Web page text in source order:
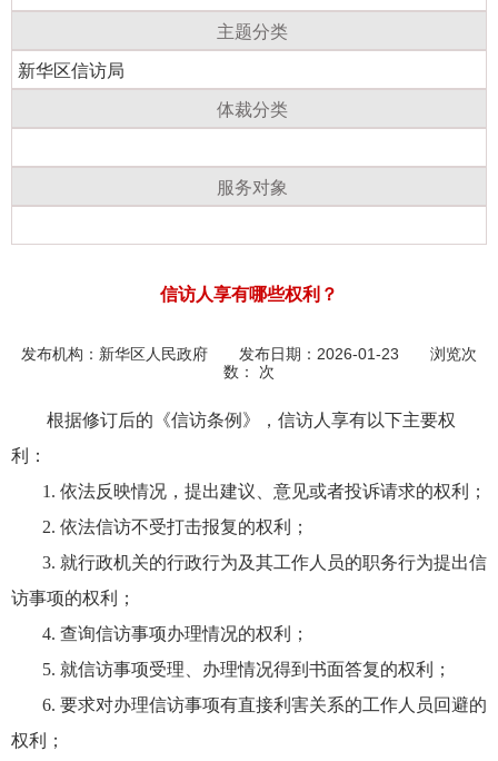
主题分类
新华区信访局
体裁分类
服务对象
信访人享有哪些权利？
发布机构： 新华区人民政府 发布日期：2026-01-23 浏览次
数：
次
根据修订后的《信访条例》，信访人享有以下主要权
利：
1. 依法反映情况，提出建议、意见或者投诉请求的权利；
2. 依法信访不受打击报复的权利；
3. 就行政机关的行政行为及其工作人员的职务行为提出信
访事项的权利；
4. 查询信访事项办理情况的权利；
5. 就信访事项受理、办理情况得到书面答复的权利；
6. 要求对办理信访事项有直接利害关系的工作人员回避的
权利；